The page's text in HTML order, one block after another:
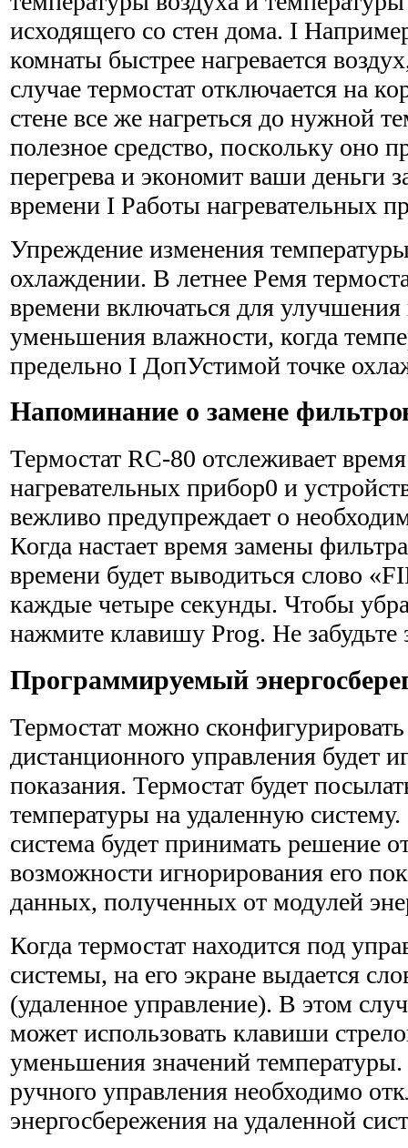
исходящего со стен дома. I
комнаты быстрее нагревается
случае термостат отключается на
стене все же нагреться до нужной
полезное средство, поскольку оно
перегрева и экономит ваши деньги
времени I Работы нагревательных
Упреждение изменения
охлаждении. В летнее Ремя
времени включаться для
уменьшения влажности, когда
предельно I ДопУстимой точке
Напоминание о замене
Термостат RC-80 отслеживает
нагревательных прибор0 и
вежливо предупреждает о
Когда настает время замены
времени будет выводиться слово
каждые четыре секунды. Чтобы
нажмите клавишу Prog. Не забудьте
Программируемый
Термостат можно сконфигурировать
дистанционного управле­ния будет
показания. Термостат будет
температуры на удаленную систему.
система будет прини­мать решение
возможности игнорирования его
данных, полученных от модулей
Когда термостат находится под
системы, на его экране выдается
(удаленное управление). В этом
может использовать клавиши
уменьшения значе­ний
ручного управления необходимо
энергосбережения на удаленной